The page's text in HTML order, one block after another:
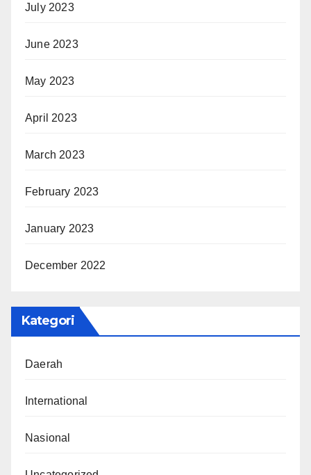
July 2023
June 2023
May 2023
April 2023
March 2023
February 2023
January 2023
December 2022
Kategori
Daerah
International
Nasional